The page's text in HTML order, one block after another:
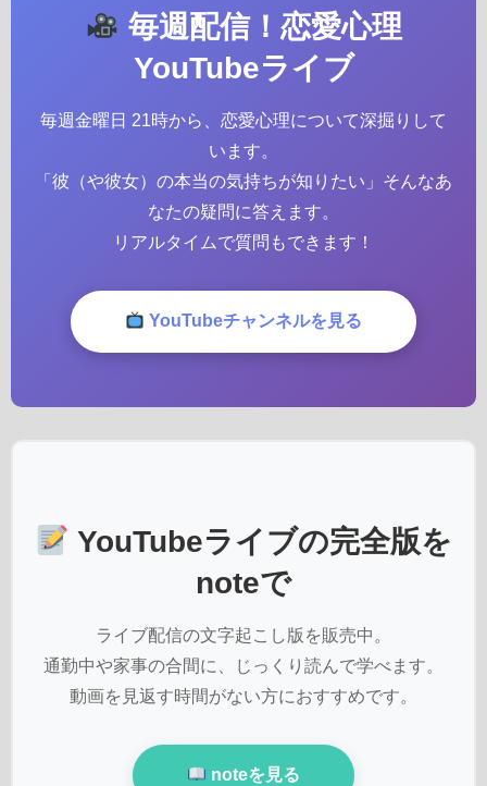
毎週配信！恋愛心理
YouTubeライブ
毎週金曜日 21時から、恋愛心理について深掘りして
います。
「彼（や彼女）の本当の気持ちが知りたい」そんなあ
なたの疑問に答えます。
リアルタイムで質問もできます！
YouTubeチャンネルを見る
YouTubeライブの完全版を
noteで
ライブ配信の文字起こし版を販売中。
通勤中や家事の合間に、じっくり読んで学べます。
動画を見返す時間がない方におすすめです。
noteを見る